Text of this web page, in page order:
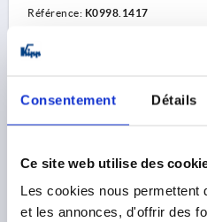
Consentement Détails
Ce site web utilise des
Les cookies nous permettent
et les annonces, d'offrir des
Référence: K0998.1417
74,78 €